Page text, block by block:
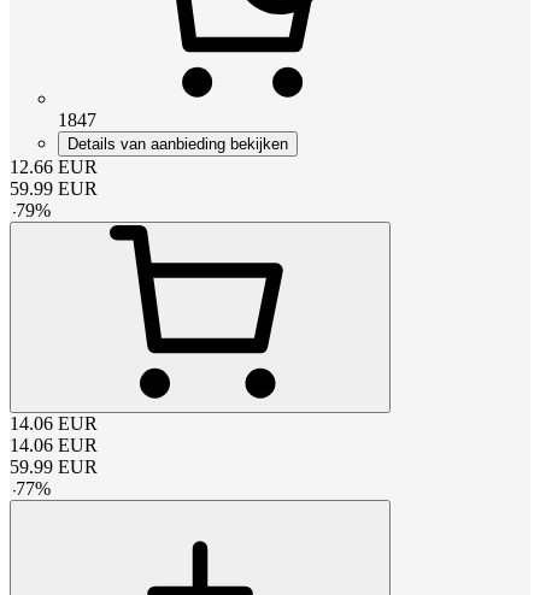
1847
Details van aanbieding bekijken
12.66 EUR
59.99 EUR
-79%
14.06 EUR
14.06 EUR
59.99 EUR
-77%